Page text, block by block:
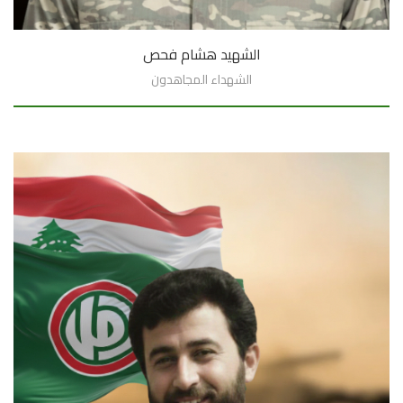
الشهيد هشام فحص
الشهداء المجاهدون
السيرة الذاتية